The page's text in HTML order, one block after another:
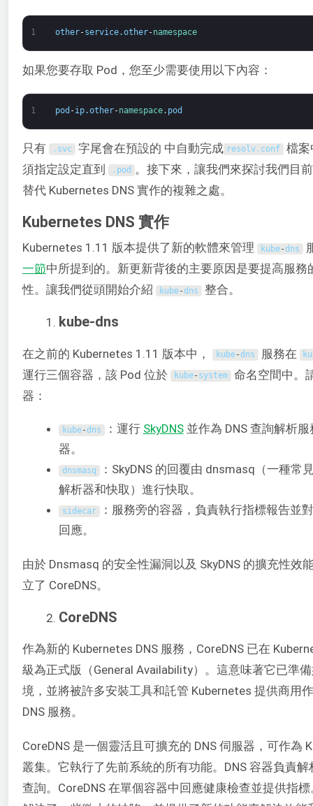
1 other-service.other-namespace
如果您要存取 Pod，您至少需要使用以下內容：
1 pod -ip.other-namespace. pod
只有 . svc 字尾會在預設的 中自動完成 resolv . conf
檔案
須指定設定直到
. pod 。接下來，讓我們來探討我們目
替代 Kubernetes DNS 實作的複雜之處。
Kubernetes DNS 實作
Kubernetes 1.11 版本提供了新的軟體來管理 kube-dns
一節中所提到的。新更新背後的主要原因是要提高服務
性。讓我們從頭開始介紹
kube-dns 整合。
kube-dns
在之前的 Kubernetes 1.11 版本中， kube-dns 服務在
運行三個容器，該 Pod 位於 kube- system 命名空間中。
器：
kube-dns ：運行 SkyDNS並作為 DNS 查詢解析
器。
dnsmasq ：SkyDNS 的回覆由 dnsmasq（一種常
解析器和快取）進行快取。
sidecar ：服務旁的容器，負責執行指標報告並
回應。
由於 Dnsmasq 的安全性漏洞以及 SkyDNS 的擴充性效
立了 CoreDNS。
CoreDNS
作為新的 Kubernetes DNS 服務，CoreDNS 已在
級為正式版（General Availability）。這意味著它已準
境，並將被許多安裝工具和託管 Kubernetes 提供商用
DNS 服務。
CoreDNS 是一個靈活且可擴充的 DNS 伺服器，可作為
叢集。它執行了先前系統的所有功能。DNS 容器負責解
查詢。CoreDNS 在單個容器中回應健康檢查並提供指